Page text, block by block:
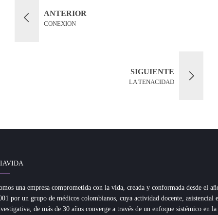
ANTERIOR
CONEXION
SIGUIENTE
LA TENACIDAD
una empresa comprometida con la vida, creada y conformada desde el
por un grupo de médicos colombianos, cuya actividad docente, asistencial e
de más de 30 años converge a través de un enfoque sistémico en la